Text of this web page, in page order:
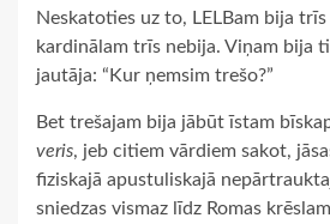
Neskatoties uz to, LELBam bija
kardinālam trīs nebija. Viņam bija
jautāja: “Kur ņemsim trešo?”
Bet trešajam bija jābūt īstam
veris, jeb citiem vārdiem sakot,
fiziskajā apustuliskajā
sniedzas vismaz līdz Romas